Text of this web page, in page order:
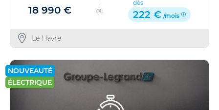
18 990 € OU
dès
222 € /mois
Le Havre
NOUVEAUTÉ
ÉLECTRIQUE